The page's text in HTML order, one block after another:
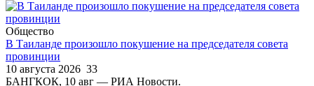
Общество
В Таиланде произошло покушение на председателя совета
провинции
10 августа 2026 33
БАНГКОК, 10 авг — РИА Новости.